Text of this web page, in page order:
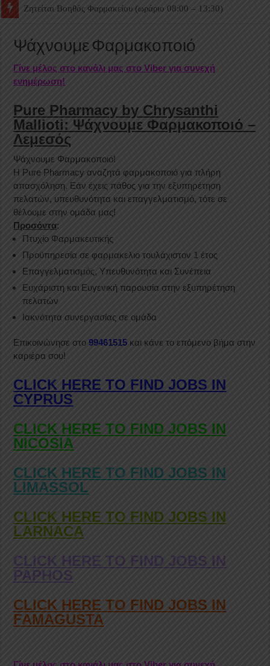
Ζητείται Βοηθός Θαλάμου
Ψάχνουμε Φαρμακοποιό
Γίνε μέλος στο κανάλι μας στο Viber για συνεχή
ενημέρωση!
Pure Pharmacy by Chrysanthi
Mallioti: Ψάχνουμε Φαρμακοποιό –
Λεμεσός
Ψάχνουμε Φαρμακοποιό!
Η Pure Pharmacy αναζητά φαρμακοποιό για πλήρη
απασχόληση. Εάν έχεις πάθος για την εξυπηρέτηση
πελατών, υπευθυνότητα και επαγγελματισμό, τότε σε
θέλουμε στην ομάδα μας!
Προσόντα:
Πτυχίο Φαρμακευτικής
Προϋπηρεσία σε φαρμακελιο τουλάχιστον 1 έτος
Επαγγελματισμός, Υπευθυνότητα και Συνέπεια
Ευχάριστη και Ευγενική παρουσία στην εξυπηρέτηση
πελατών
Ιακνότητα συνεργασίας σε ομάδα
Επικοινώνησε στο99461515 και κάνε το επόμενο βήμα στην
καριέρα σου!
CLICK HERE TO FIND JOBS IN
CYPRUS
CLICK HERE TO FIND JOBS IN
NICOSIA
CLICK HERE TO FIND JOBS IN
LIMASSOL
CLICK HERE TO FIND JOBS IN
LARNACA
CLICK HERE TO FIND JOBS IN
PAPHOS
CLICK HERE TO FIND JOBS IN
FAMAGUSTA